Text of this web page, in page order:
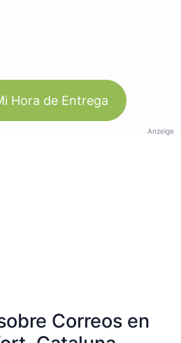
Hora de Entrega
Anzeige
Correos en